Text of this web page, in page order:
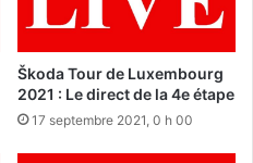
Škoda Tour de Luxembourg
2021 : Le direct de la 4e étape
17 septembre 2021, 0 h 00